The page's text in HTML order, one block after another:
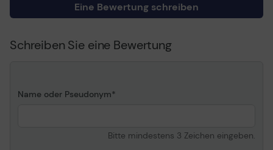
Schnittstellen
HDMI
Technische Merkmale
(HEC), Audio Return
American Wire Gauge
Anschlüsse,
Eine Bewertung schreiben
Schreiben Sie eine Bewertung
Name oder Pseudonym
Bitte mindestens 3 Zeichen eingeben.